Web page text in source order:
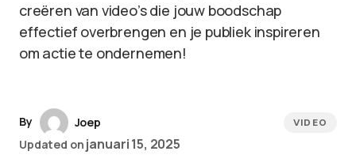
creëren van video’s die jouw boodschap
effectief overbrengen en je publiek inspireren
om actie te ondernemen!
By
Joep
Updated on januari 15, 2025
VIDEO